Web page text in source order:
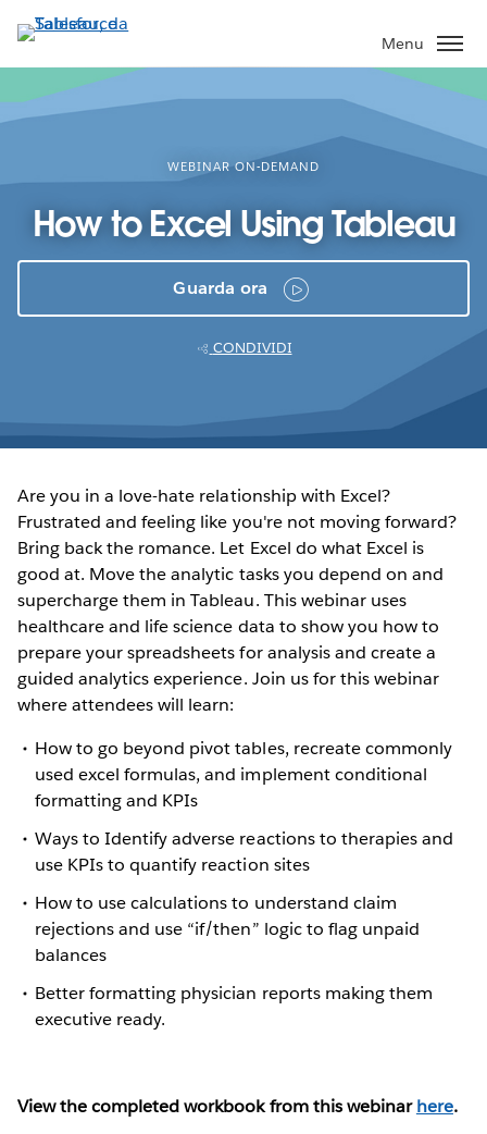
Passa
contenuto
principale
Menu
WEBINAR ON-DEMAND
How to Excel Using Tableau
Guarda ora
CONDIVIDI
Are you in a love-hate relationship with Excel?
Frustrated and feeling like you're not moving forward?
Bring back the romance. Let Excel do what Excel is
good at. Move the analytic tasks you depend on and
supercharge them in Tableau. This webinar uses
healthcare and life science data to show you how to
prepare your spreadsheets for analysis and create a
guided analytics experience. Join us for this webinar
where attendees will learn:
How to go beyond pivot tables, recreate commonly
used excel formulas, and implement conditional
formatting and KPIs
Ways to Identify adverse reactions to therapies and
use KPIs to quantify reaction sites
How to use calculations to understand claim
rejections and use “if/then” logic to flag unpaid
balances
Better formatting physician reports making them
executive ready.
View the completed workbook from this webinarhere.